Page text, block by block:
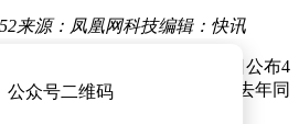
来源：凤凰网科技编辑：快讯
）5月2日，极狐汽车官方今日公布4
极狐汽车共售出16532辆，较去年同
番。